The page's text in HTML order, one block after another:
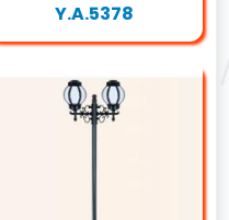
Y.A.5378